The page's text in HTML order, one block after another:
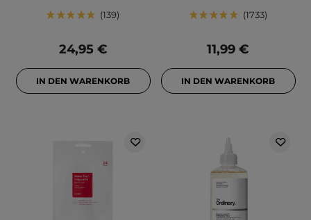
139
24,95 €
IN DEN WARENKORB
1733
11,99 €
IN DEN WARENKORB